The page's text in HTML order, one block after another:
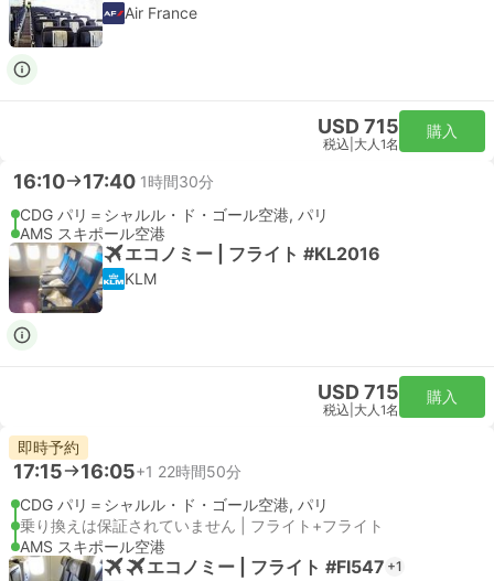
Air France
USD 715
税込 大人1名
購入
16:10 17:40 1時間30分
CDG パリ＝シャルル・ド・ゴール空港, パリ
AMS スキポール空港
エコノミー | フライト #KL2016
KLM
USD 715
税込 大人1名
購入
即時予約
17:15 16:05+1 22時間50分
CDG パリ＝シャルル・ド・ゴール空港, パリ
乗り換えは保証されていません | フライト+フライト
AMS スキポール空港
エコノミー | フライト #FI547 +1